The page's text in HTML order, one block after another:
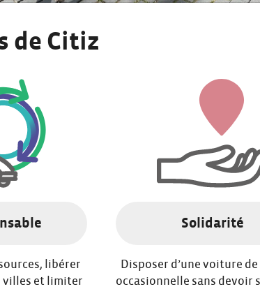
de Citiz
libérer
villes et limiter
Solidarité
Disposer d’une voiture
occasionnelle sans devoir